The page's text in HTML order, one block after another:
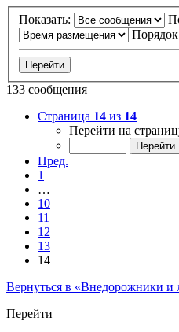
Показать:
133 сообщения
Страница 14 из 14
Перейти на
Пред.
1
…
10
11
12
13
14
Вернуться в «Внедорожники и
Перейти